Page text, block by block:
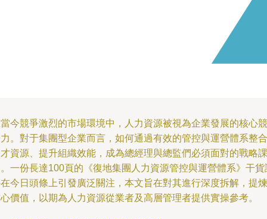
今競爭激烈的市場環境中，人力資源被視為企業發展的核心競
。對于集團型企業而言，如何通過有效的管控與運營體系整合
資源、提升組織效能，成為總經理與總監們必須面對的戰略課
一份長達100頁的《復地集團人力資源管控與運營體系》干貨
今日頭條上引發廣泛關注，本文旨在對其進行深度拆解，提煉
價值，以期為人力資源從業者及高層管理者提供實操參考。